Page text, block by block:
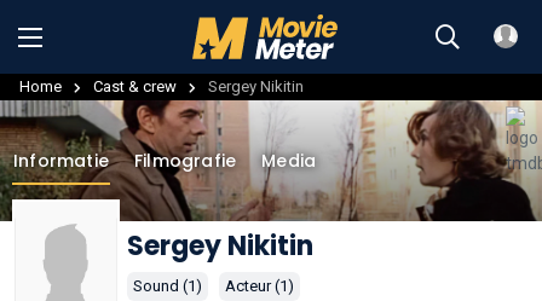
Home Cast & crew Sergey Nikitin
Informatie Filmografie Media
Sergey Nikitin
Sound (1) Acteur (1)